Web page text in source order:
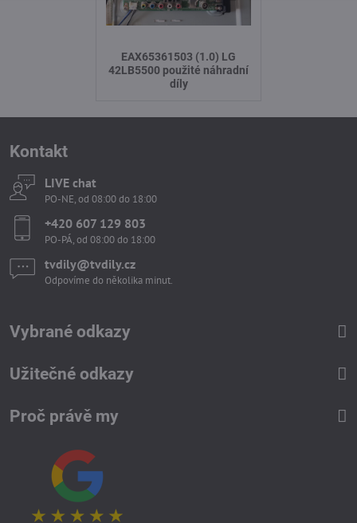
EAX65361503 (1.0) LG
42LB5500 použité náhradní
díly
Kontakt
LIVE chat
PO-NE, od 08:00 do 18:00
+420 607 129 803
PO-PÁ, od 08:00 do 18:00
tvdily​@tvdily​.cz
Odpovíme do několika minut.
Vybrané odkazy
Užitečné odkazy
Proč právě my